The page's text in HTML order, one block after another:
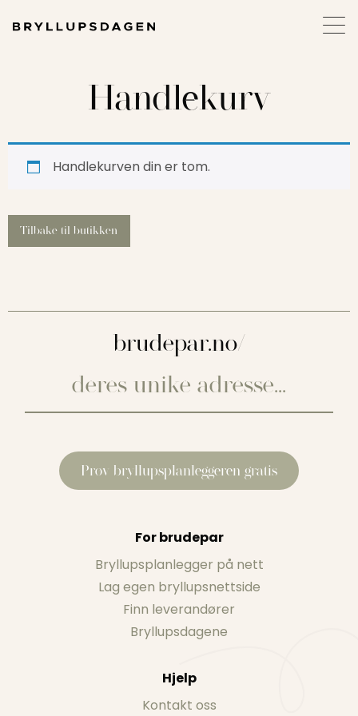
Handlekurv
Handlekurven din er tom.
Tilbake til butikken
brudepar.no/
Prøv bryllupsplanleggeren gratis
For brudepar
Bryllupsplanlegger på nett
Lag egen bryllupsnettside
Finn leverandører
Bryllupsdagene
Hjelp
Kontakt oss